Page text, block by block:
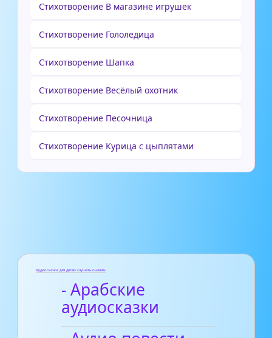
Стихотворение В магазине игрушек
Стихотворение Гололедица
Стихотворение Шапка
Стихотворение Весёлый охотник
Стихотворение Песочница
Стихотворение Курица с цыплятами
Аудиосказки для детей слушать онлайн
- Арабские
аудиосказки